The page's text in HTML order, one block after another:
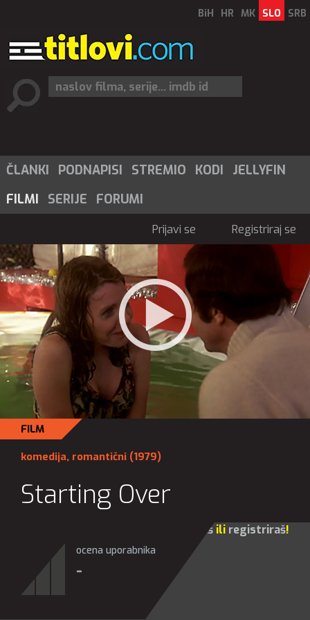
BiH HR MK SLO SRB
ČLANKI PODNAPISI STREMIO KODI
JELLYFIN
FILMI
SERIJE FORUMI
Prijavi se Registriraj se
FILM
komedija, romantični (1979)
Starting Over
prijaviš ili registriraš!
ocena uporabnika
-